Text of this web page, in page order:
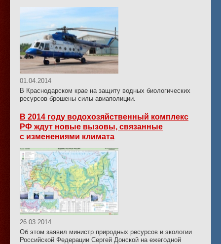
01.04.2014
В Краснодарском крае на защиту водных биологических
ресурсов брошены силы авиаполиции.
В 2014 году водохозяйственный комплекс
РФ ждут новые вызовы, связанные
с изменениями климата
26.03.2014
Об этом заявил министр природных ресурсов и экологии
Российской Федерации Сергей Донской на ежегодной